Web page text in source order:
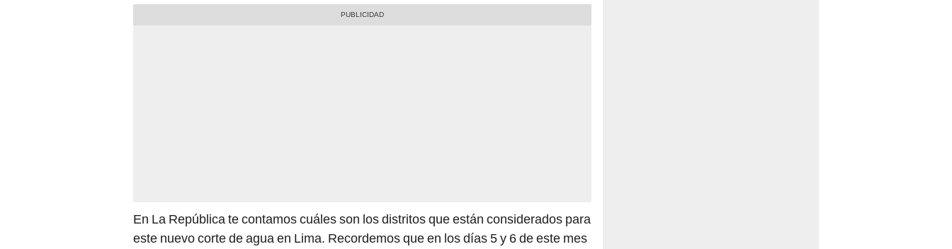
En La República te contamos cuáles son los distritos que están considerados para
este nuevo corte de agua en Lima. Recordemos que en los días 5 y 6 de este mes